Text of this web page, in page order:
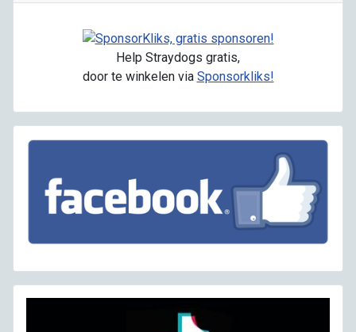
Help Straydogs gratis,
door te winkelen via Sponsorkliks!